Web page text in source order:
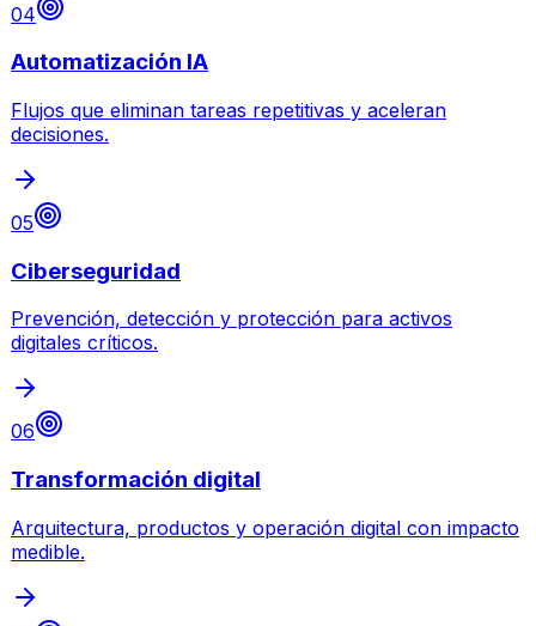
04
Automatización IA
Flujos que eliminan tareas repetitivas y aceleran
decisiones.
05
Ciberseguridad
Prevención, detección y protección para activos
digitales críticos.
06
Transformación digital
Arquitectura, productos y operación digital con impacto
medible.